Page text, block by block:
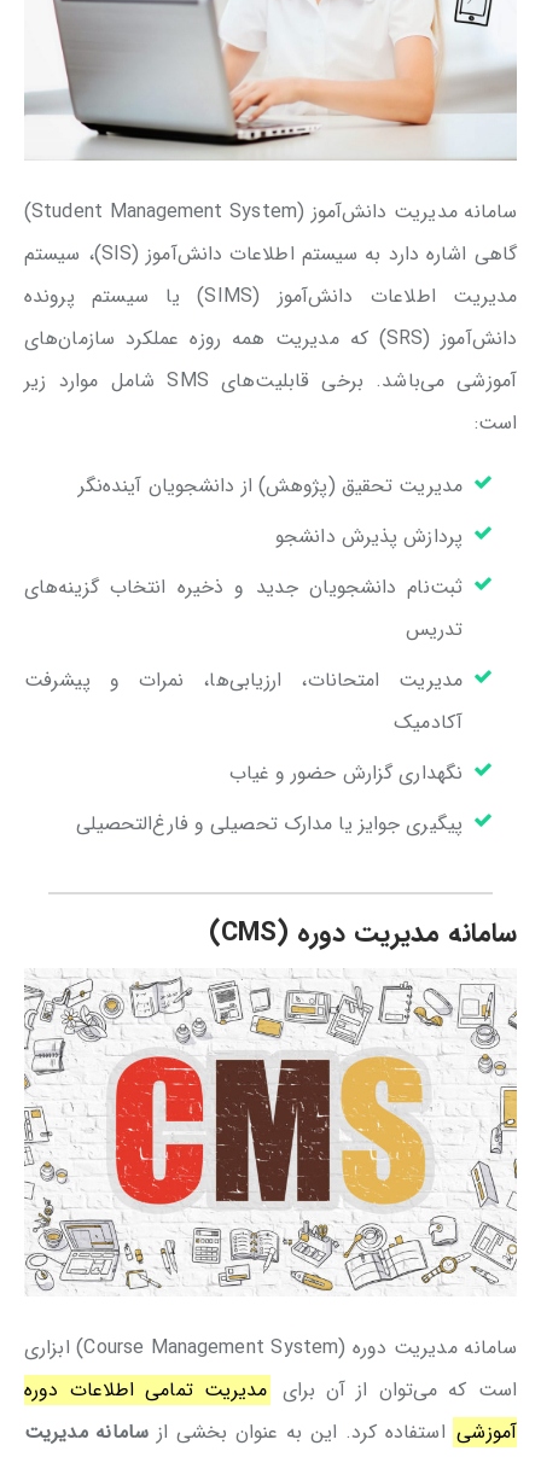
سامانه مدیریت دانش‌آموز (Student Management System)
گاهی اشاره دارد به سیستم اطلاعات دانش‌آموز (SIS)، سیستم
مدیریت اطلاعات دانش‌آموز (SIMS) یا سیستم پرونده
دانش‌آموز (SRS) که مدیریت همه روزه عملکرد سازمان‌های
آموزشی می‌باشد. برخی قابلیت‌های SMS شامل موارد زیر
است:
مدیریت تحقیق (پژوهش) از دانشجویان آینده‌نگر
پردازش پذیرش دانشجو
ثبت‌نام دانشجویان جدید و ذخیره انتخاب گزینه‌های
تدریس
مدیریت امتحانات، ارزیابی‌ها، نمرات و پیشرفت
آکادمیک
نگهداری گزارش حضور و غیاب
پیگیری جوایز یا مدارک تحصیلی و فارغ‌التحصیلی
سامانه مدیریت دوره (CMS)
سامانه مدیریت دوره (Course Management System) ابزاری
است که می‌توان از آن برای مدیریت تمامی اطلاعات دوره
آموزشی استفاده کرد. این به عنوان بخشی ازسامانه مدیریت